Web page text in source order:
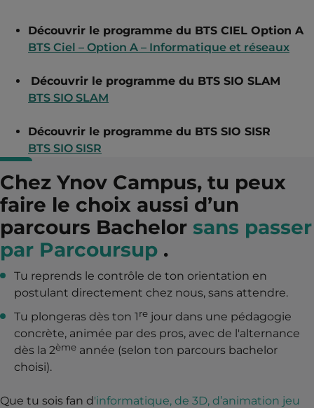
Découvrir le programme du BTS CIEL Option A
BTS Ciel – Option A – Informatique et réseaux
Découvrir le programme du BTS SIO SLAM
BTS SIO SLAM
Découvrir le programme du BTS SIO SISR
BTS SIO SISR
Chez Ynov Campus, tu peux
faire le choix aussi d’un
parcours Bachelor sans passer
par Parcoursup .
Tu reprends le contrôle de ton orientation en
postulant directement chez nous, sans attendre.
Tu plongeras dès ton 1re jour dans une pédagogie
concrète, animée par des pros, avec de l'alternance
dès la 2ème année (selon ton parcours bachelor
choisi).
Que tu sois fan d'informatique, de 3D, d’animation jeu